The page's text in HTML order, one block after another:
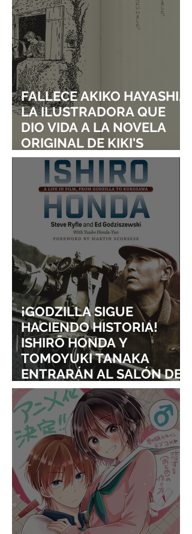
FALLECE AKIKO HAYASHI,
LA ILUSTRADORA QUE
DIO VIDA A LA NOVELA
ORIGINAL DE KIKI'S
DELIVERY SERVICE
¡GODZILLA SIGUE
HACIENDO HISTORIA!
ISHIRŌ HONDA Y
TOMOYUKI TANAKA
ENTRARÁN AL SALÓN DE
LA FAMA DE LOS EFECTOS
VISUALES